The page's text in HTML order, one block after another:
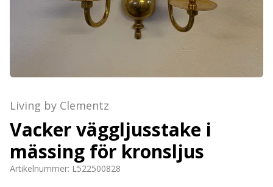
Living by Clementz
Vacker väggljusstake i
mässing för kronsljus
Artikelnummer: L522500828